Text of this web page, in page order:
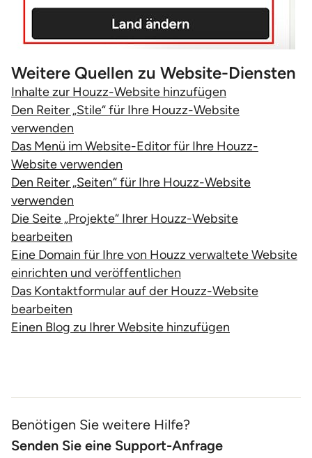
Weitere Quellen zu Website-Diensten
Inhalte zur Houzz-Website hinzufügen
Den Reiter „Stile“ für Ihre Houzz-Website
verwenden
Das Menü im Website-Editor für Ihre Houzz-
Website verwenden
Den Reiter „Seiten“ für Ihre Houzz-Website
verwenden
Die Seite „Projekte“ Ihrer Houzz-Website
bearbeiten
Eine Domain für Ihre von Houzz verwaltete Website
einrichten und veröffentlichen
Das Kontaktformular auf der Houzz-Website
bearbeiten
Einen Blog zu Ihrer Website hinzufügen
Benötigen Sie weitere Hilfe?
Senden Sie eine Support-Anfrage